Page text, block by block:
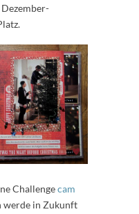
Challengecam
werde in Zukunft